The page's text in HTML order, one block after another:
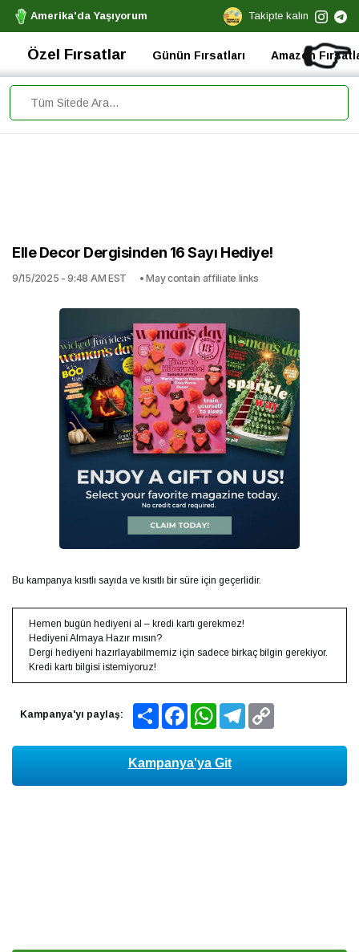
Amerika'da Yaşıyorum Takipte kalın
👉
Özel Fırsatlar Günün Fırsatları Amazon
Elle Decor Dergisinden 16 Sayı Hediye!
9/15/2025 - 9:48 AM EST • May contain affiliate links
Bu kampanya kısıtlı sayıda ve kısıtlı bir süre için geçerlidir.
Hemen bugün hediyeni al – kredi kartı gerekmez!
Hediyeni Almaya Hazır mısın?
Dergi hediyeni hazırlayabilmemiz için sadece birkaç bilgin gerekiyor.
Kredi kartı bilgisi istemiyoruz!
Kampanya'yı paylaş: Share FacebookWhatsAppTelegram
Kampanya'ya Git